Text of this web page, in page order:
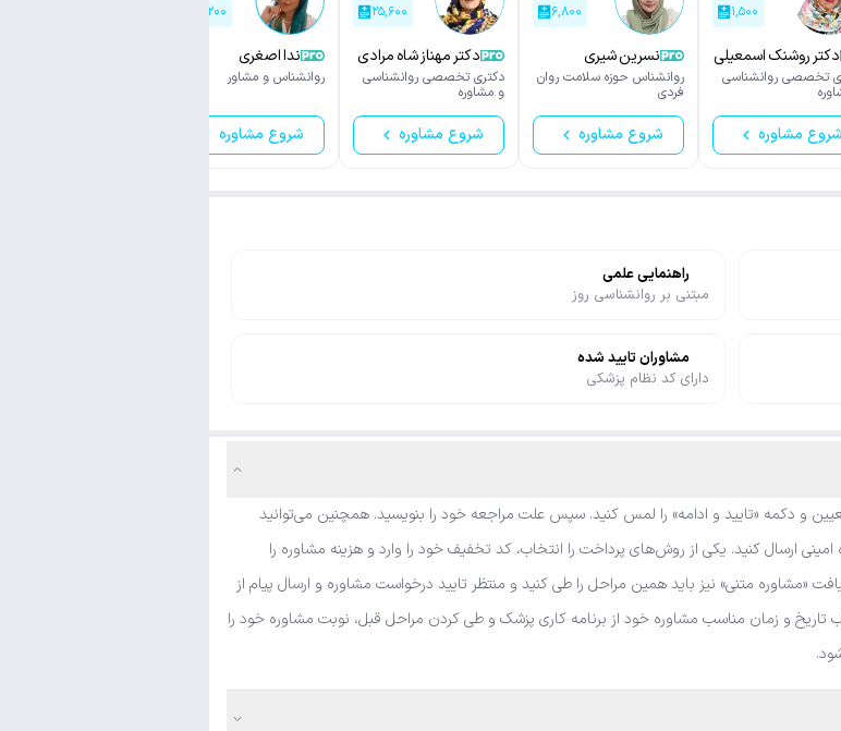
۱,۵۰۰
دکتر روشنک اسمعیلی
تخصصی روانشناسی
شروع مشاوره
۶,۸۰۰
نسرین شیری
روانشناس حوزه سلامت روان
فردی
شروع مشاوره
۲۵,۶۰۰
دکتر مهناز شاه مرادی
دکتری تخصصی روانشناسی
و مشاوره
شروع مشاوره
۱۸,۲۰۰
ندا اصغری
روانشناس و مشاور
شروع مشاوره
راهنمایی علمی
مبتنی بر روانشناسی روز
مشاوران تایید شده
دارای کد نظام پزشکی
و دکمه «تایید و ادامه» را لمس کنید. سپس علت مراجعه خود را بنویسید. همچنین می‌توانید
ارسال کنید. یکی از روش‌های پرداخت را انتخاب، کد تخفیف خود را وارد و هزینه مشاوره را
«مشاوره متنی» نیز باید همین مراحل را طی کنید و منتظر تایید درخواست مشاوره و ارسال پیام از
تاریخ و زمان مناسب مشاوره خود از برنامه کاری پزشک و طی کردن مراحل قبل، نوبت مشاوره خود را